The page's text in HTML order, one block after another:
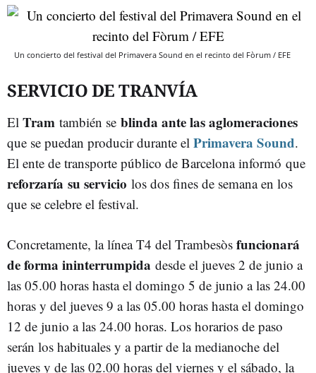
Un concierto del festival del Primavera Sound en el recinto del Fòrum / EFE
SERVICIO DE TRANVÍA
El Tram también se blinda ante las aglomeraciones
que se puedan producir durante el Primavera Sound.
El ente de transporte público de Barcelona informó que
reforzaría su servicio los dos fines de semana en los
que se celebre el festival.
Concretamente, la línea T4 del Trambesòs funcionará
de forma ininterrumpida desde el jueves 2 de junio a
las 05.00 horas hasta el domingo 5 de junio a las 24.00
horas y del jueves 9 a las 05.00 horas hasta el domingo
12 de junio a las 24.00 horas. Los horarios de paso
serán los habituales y a partir de la medianoche del
jueves y de las 02.00 horas del viernes y el sábado, la